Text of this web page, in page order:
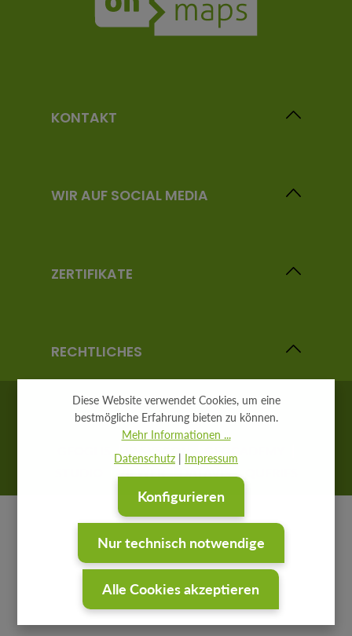
KONTAKT
WIR AUF SOCIAL MEDIA
ZERTIFIKATE
RECHTLICHES
IP SYSCON
Diese Website verwendet Cookies, um eine
bestmögliche Erfahrung bieten zu können.
Mehr Informationen ...
Datenschutz | Impressum
Nur technisch notwendige
Konfigurieren
Alle Cookies akzeptieren